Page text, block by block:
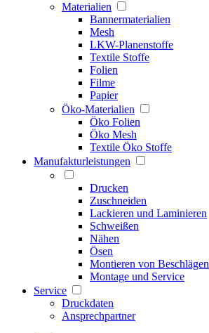
Materialien
Bannermaterialien
Mesh
LKW-Planenstoffe
Textile Stoffe
Folien
Filme
Papier
Öko-Materialien
Öko Folien
Öko Mesh
Textile Öko Stoffe
Manufakturleistungen
Drucken
Zuschneiden
Lackieren und Laminieren
Schweißen
Nähen
Ösen
Montieren von Beschlägen
Montage und Service
Service
Druckdaten
Ansprechpartner